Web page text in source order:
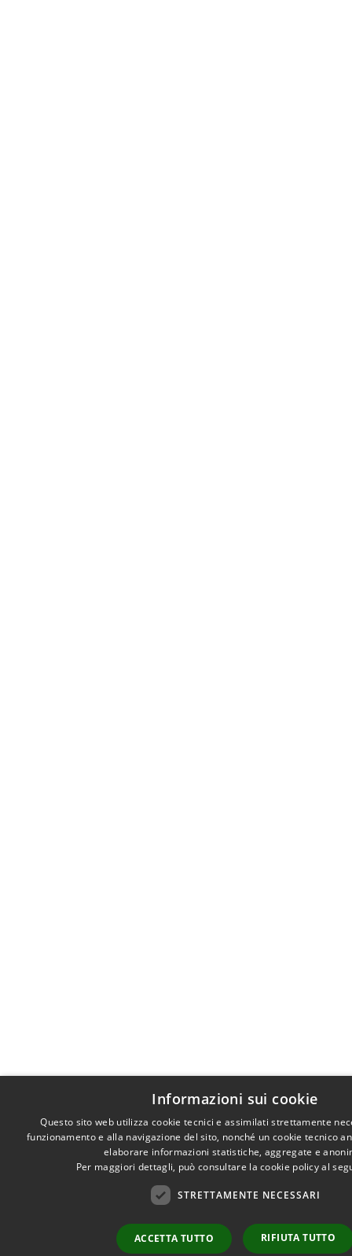
Informazioni sui cookie
Questo sito web utilizza cookie tecnici e assimilati strettamente
funzionamento e alla navigazione del sito, nonché un cookie tecnico
elaborare informazioni statistiche, aggregate e
Per maggiori dettagli, può consultare la cookie policy al
STRETTAMENTE NECESSARI
ACCETTA TUTTO RIFIUTA TUTTO